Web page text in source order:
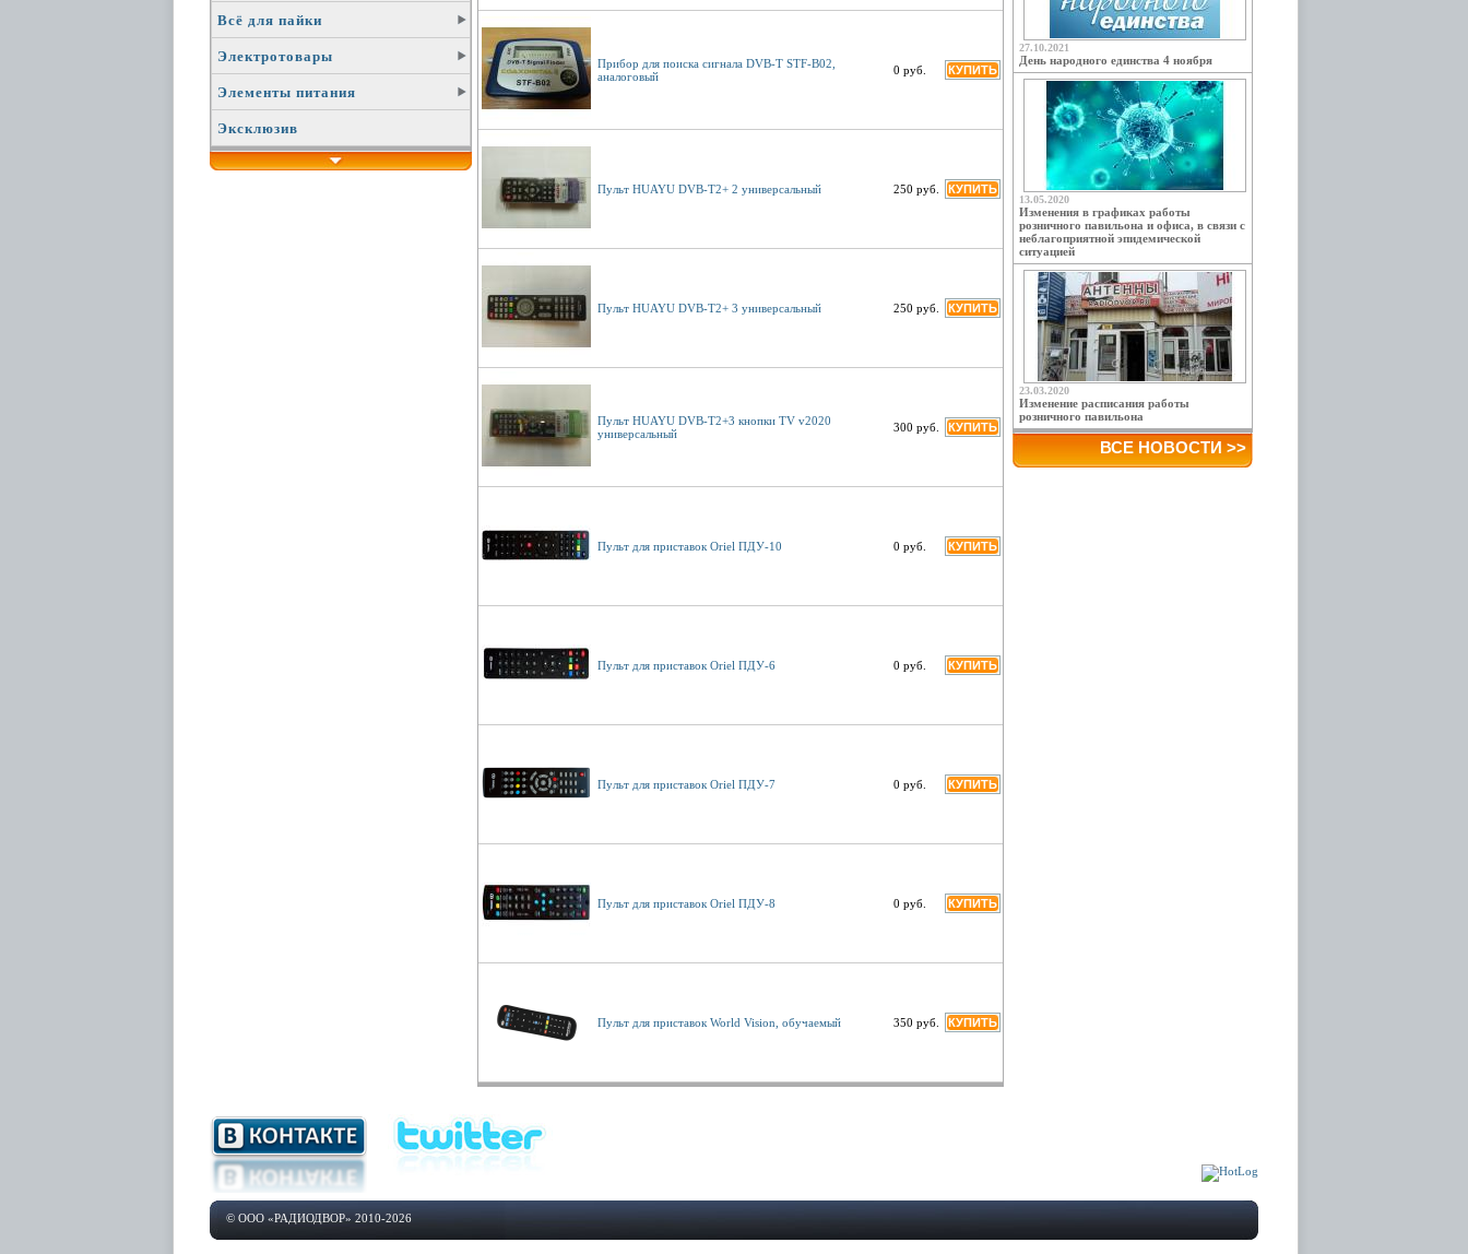
Всё для пайки
Электротовары
Элементы питания
Эксклюзив
27.10.2021
День народного единства 4 ноября
13.05.2020
Изменения в графиках работы
розничного павильона и офиса, в связи с
неблагоприятной эпидемической
ситуацией
23.03.2020
Изменение расписания работы
розничного павильона
ВСЕ НОВОСТИ >>
Прибор для поиска сигнала DVB-T STF-B02,
аналоговый
0 руб.
Пульт HUAYU DVB-T2+ 2 универсальный 250 руб.
Пульт HUAYU DVB-T2+ 3 универсальный 250 руб.
Пульт HUAYU DVB-T2+3 кнопки TV v2020
универсальный
300 руб.
Пульт для приставок Oriel ПДУ-10 0 руб.
Пульт для приставок Oriel ПДУ-6 0 руб.
Пульт для приставок Oriel ПДУ-7 0 руб.
Пульт для приставок Oriel ПДУ-8 0 руб.
Пульт для приставок World Vision, обучаемый 350 руб.
© ООО «РАДИОДВОР» 2010-2026